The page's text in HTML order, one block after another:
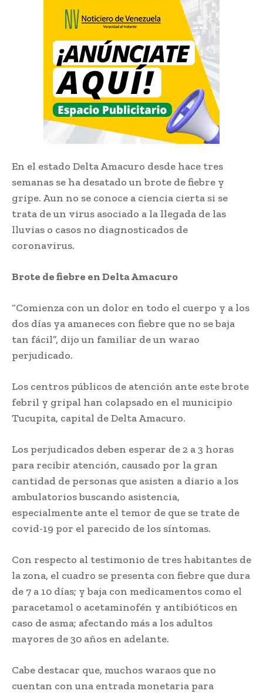
En el estado Delta Amacuro desde hace tres
semanas se ha desatado un brote de fiebre y
gripe. Aun no se conoce a ciencia cierta si se
trata de un virus asociado a la llegada de las
lluvias o casos no diagnosticados de
coronavirus.
Brote de fiebre en Delta Amacuro
“Comienza con un dolor en todo el cuerpo y a los
dos días ya amaneces con fiebre que no se baja
tan fácil”, dijo un familiar de un warao
perjudicado.
Los centros públicos de atención ante este brote
febril y gripal han colapsado en el municipio
Tucupita, capital de Delta Amacuro.
Los perjudicados deben esperar de 2 a 3 horas
para recibir atención, causado por la gran
cantidad de personas que asisten a diario a los
ambulatorios buscando asistencia,
especialmente ante el temor de que se trate de
covid-19 por el parecido de los síntomas.
Con respecto al testimonio de tres habitantes de
la zona, el cuadro se presenta con fiebre que dura
de 7 a 10 días; y baja con medicamentos como el
paracetamol o acetaminofén y antibióticos en
caso de asma; afectando más a los adultos
mayores de 30 años en adelante.
Cabe destacar que, muchos waraos que no
cuentan con una entrada monetaria para